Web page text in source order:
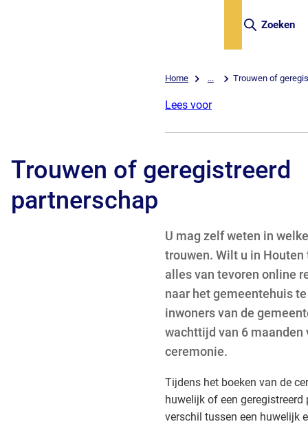
Zoeken
Home ... Trouwen of
Lees voor
Trouwen of geregistreerd
partnerschap
U mag zelf weten in
trouwen. Wilt u in Houten
alles van tevoren online
naar het gemeentehuis
inwoners van de
wachttijd van 6 maanden
ceremonie.
Tijdens het boeken van de
huwelijk of een geregistreerd
verschil tussen een huwelijk